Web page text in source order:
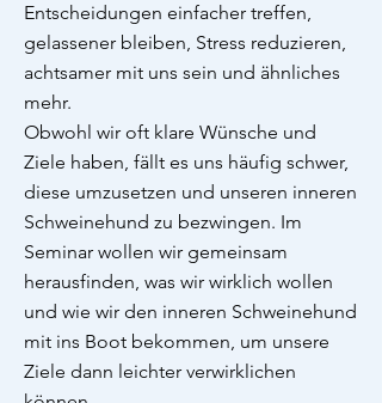
Entscheidungen einfacher treffen,
gelassener bleiben, Stress reduzieren,
achtsamer mit uns sein und ähnliches
mehr.
Obwohl wir oft klare Wünsche und
Ziele haben, fällt es uns häufig schwer,
diese umzusetzen und unseren inneren
Schweinehund zu bezwingen. Im
Seminar wollen wir gemeinsam
herausfinden, was wir wirklich wollen
und wie wir den inneren Schweinehund
mit ins Boot bekommen, um unsere
Ziele dann leichter verwirklichen